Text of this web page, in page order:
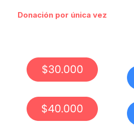
Donación por única vez